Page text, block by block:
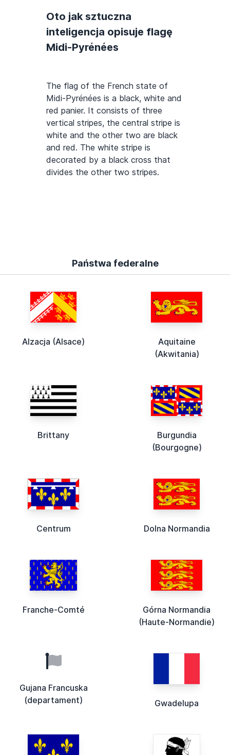
Oto jak sztuczna
inteligencja opisuje flagę
Midi-Pyrénées
The flag of the French state of
Midi-Pyrénées is a black, white and
red panier. It consists of three
vertical stripes, the central stripe is
white and the other two are black
and red. The white stripe is
decorated by a black cross that
divides the other two stripes.
Państwa federalne
Alzacja (Alsace)
Aquitaine
(Akwitania)
Brittany
Burgundia
(Bourgogne)
Centrum Dolna Normandia
Franche-Comté
Górna Normandia
(Haute-Normandie)
Gujana Francuska
(departament)
Gwadelupa